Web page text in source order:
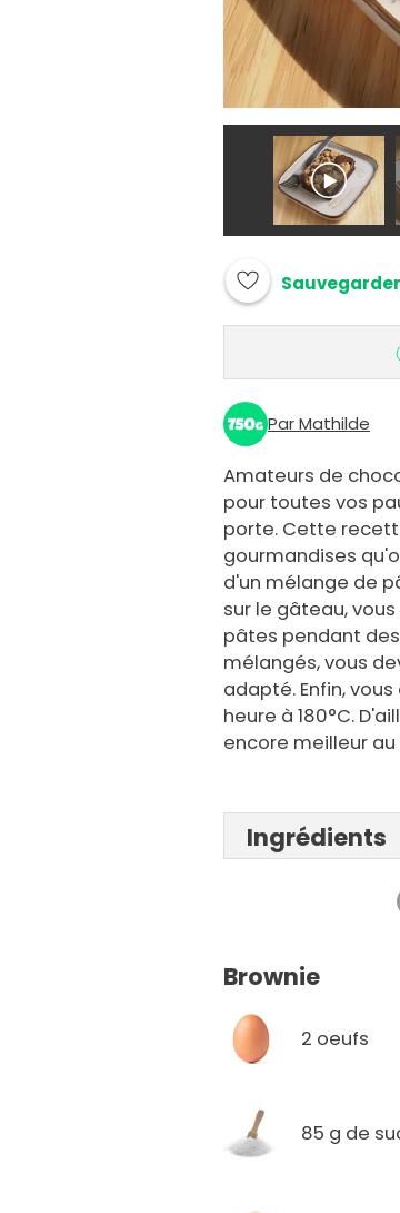
Sauvegarder
Par Mathilde
Amateurs de
pour toutes vos
porte. Cette
gourmandises
d'un mélange de
sur le gâteau,
pâtes pendant
mélangés, vous
adapté. Enfin,
heure à 180°C.
encore meilleur
Ingrédients
Brownie
2 oeufs
85 g de